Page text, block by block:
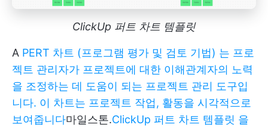
ClickUp 퍼트 차트 템플릿
A PERT 차트 (프로그램 평가 및 검토 기법) 는 프로
젝트 관리자가 프로젝트에 대한 이해관계자의 노력
을 조정하는 데 도움이 되는 프로젝트 관리 도구입
니다. 이 차트는 프로젝트 작업, 활동을 시각적으로
보여줍니다마일스톤.ClickUp 퍼트 차트 템플릿 을